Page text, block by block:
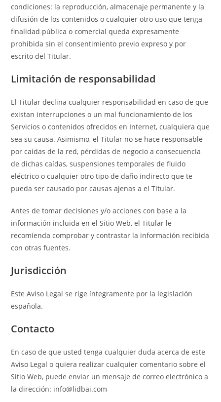
condiciones: la reproducción, almacenaje permanente y la
difusión de los contenidos o cualquier otro uso que tenga
finalidad pública o comercial queda expresamente
prohibida sin el consentimiento previo expreso y por
escrito del Titular.
Limitación de responsabilidad
El Titular declina cualquier responsabilidad en caso de que
existan interrupciones o un mal funcionamiento de los
Servicios o contenidos ofrecidos en Internet, cualquiera que
sea su causa. Asimismo, el Titular no se hace responsable
por caídas de la red, pérdidas de negocio a consecuencia
de dichas caídas, suspensiones temporales de fluido
eléctrico o cualquier otro tipo de daño indirecto que te
pueda ser causado por causas ajenas a el Titular.
Antes de tomar decisiones y/o acciones con base a la
información incluida en el Sitio Web, el Titular le
recomienda comprobar y contrastar la información recibida
con otras fuentes.
Jurisdicción
Este Aviso Legal se rige íntegramente por la legislación
española.
Contacto
En caso de que usted tenga cualquier duda acerca de este
Aviso Legal o quiera realizar cualquier comentario sobre el
Sitio Web, puede enviar un mensaje de correo electrónico a
la dirección: info@lidbai.com